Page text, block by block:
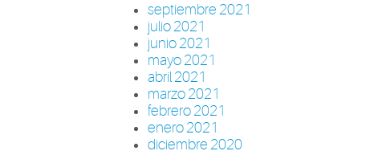
septiembre 2021
julio 2021
junio 2021
mayo 2021
abril 2021
marzo 2021
febrero 2021
enero 2021
diciembre 2020